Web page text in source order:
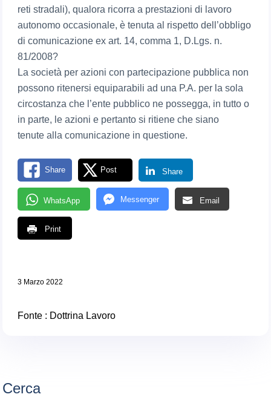
reti stradali), qualora ricorra a prestazioni di lavoro
autonomo occasionale, è tenuta al rispetto dell’obbligo
di comunicazione ex art. 14, comma 1, D.Lgs. n.
81/2008?
La società per azioni con partecipazione pubblica non
possono ritenersi equiparabili ad una P.A. per la sola
circostanza che l’ente pubblico ne possegga, in tutto o
in parte, le azioni e pertanto si ritiene che siano
tenute alla comunicazione in questione.
Share Post Share
WhatsApp Messenger Email
Print
3 Marzo 2022
Fonte : Dottrina Lavoro
Cerca